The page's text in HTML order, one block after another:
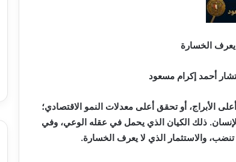
يعرف الخسارة
أحمد إكرام مسعود
الأبراج، أو تحقق أعلى معدلات النمو الاقتصادي؛
ذلك الكيان الذي يحمل في عقله الوعي، وفي
تنضب، والاستثمار الذي لا يعرف الخسارة.